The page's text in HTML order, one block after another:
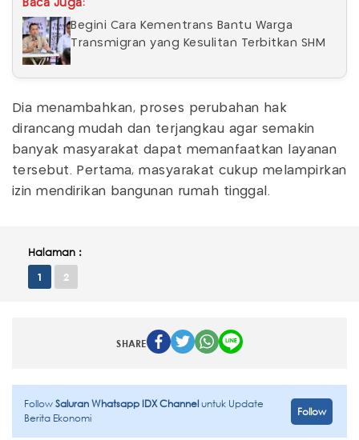
Baca Juga:
Begini Cara Kementrans Bantu Warga
Transmigran yang Kesulitan Terbitkan SHM
Dia menambahkan, proses perubahan hak
dirancang mudah dan terjangkau agar semakin
banyak masyarakat dapat memanfaatkan layanan
tersebut. Pertama, masyarakat cukup melampirkan
izin mendirikan bangunan rumah tinggal.
Halaman :
1 2
SHARE
FollowSaluran Whatsapp IDX Channeluntuk Update
Berita Ekonomi
Follow